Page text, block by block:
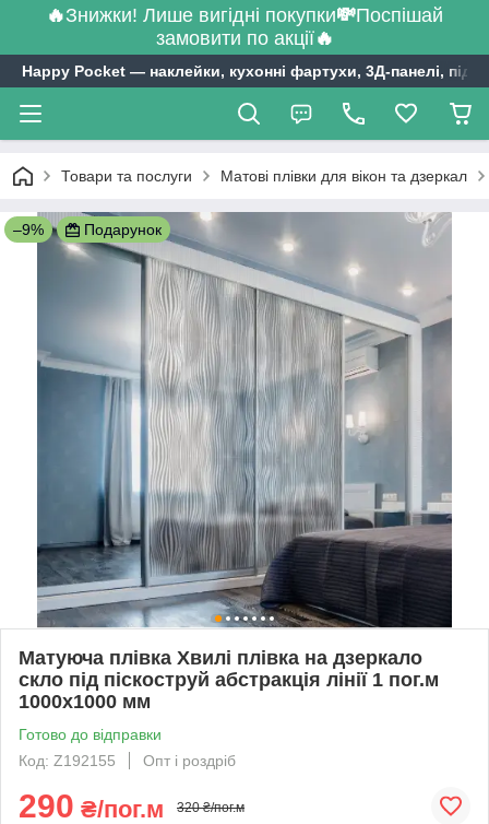
🔥Знижки! Лише вигідні покупки💸Поспішай
замовити по акції🔥
Happy Pocket ― наклейки, кухонні фартухи, 3Д-панелі,
Товари та послуги Матові плівки для вікон та дзеркал
–9% Подарунок
Матуюча плівка Хвилі плівка на дзеркало
скло під піскоструй абстракція лінії 1 пог.м
1000х1000 мм
Готово до відправки
Код: Z192155
Опт і роздріб
290 ₴/пог.м 320 ₴/пог.м